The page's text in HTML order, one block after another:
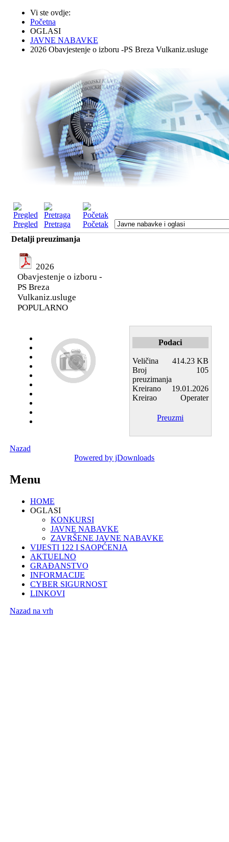
Vi ste ovdje:
Početna
OGLASI
JAVNE NABAVKE
2026 Obavjestenje o izboru -PS Breza Vulkaniz.usluge
Pregled Pretraga
Početak
Detalji preuzimanja
2026
Obavjestenje o izboru -
PS Breza
Vulkaniz.usluge
POPULARNO
Podaci
Veličina
414.23 KB
Broj
preuzimanja
105
Kreirano
19.01.2026
Kreirao
Operater
Preuzmi
Nazad
Powered by jDownloads
Menu
HOME
OGLASI
KONKURSI
JAVNE NABAVKE
ZAVRŠENE JAVNE NABAVKE
VIJESTI 122 I SAOPĆENJA
AKTUELNO
GRAĐANSTVO
INFORMACIJE
CYBER SIGURNOST
LINKOVI
Nazad na vrh